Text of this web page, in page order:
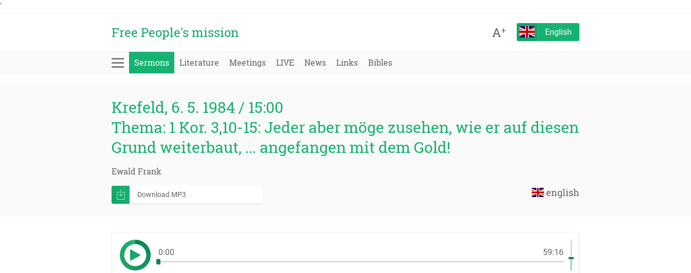
'
Free People's mission A+ English
Sermons Literature Meetings LIVE News Links Bibles
Krefeld, 6. 5. 1984 / 15:00
Thema: 1 Kor. 3,10-15: Jeder aber möge zusehen, wie er auf diesen
Grund weiterbaut, ... angefangen mit dem Gold!
Ewald Frank
english
Download MP3
0:00 59:16